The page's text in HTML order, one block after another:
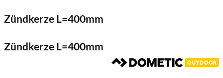
Zündkerze L=400mm
Zündkerze L=400mm